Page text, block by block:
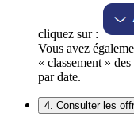
cliquez sur :
Vous avez
« classement »
par date.
4. Consulter les